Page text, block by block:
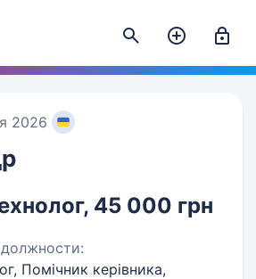
2026
45 000 грн
Помічник керівника,